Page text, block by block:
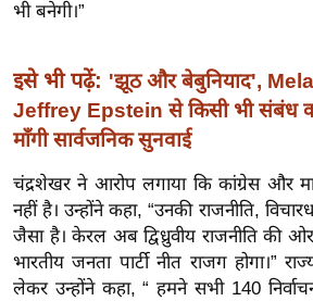
श
य
त
यं
इं
डि
या
सा
भी बनेगी।”
इसे भी पढ़ें: 'झूठ और बेबुनियाद',
Jeffrey Epstein से किसी भी संबंध
माँगी सार्वजनिक सुनवाई
चंद्रशेखर ने आरोप लगाया कि कांग्रेस और
नहीं है। उन्होंने कहा, “उनकी राजनीति,
जैसा है। केरल अब द्विध्रुवीय राजनीति की
भारतीय जनता पार्टी नीत राजग होगा।”
लेकर उन्होंने कहा, “ हमने सभी 140